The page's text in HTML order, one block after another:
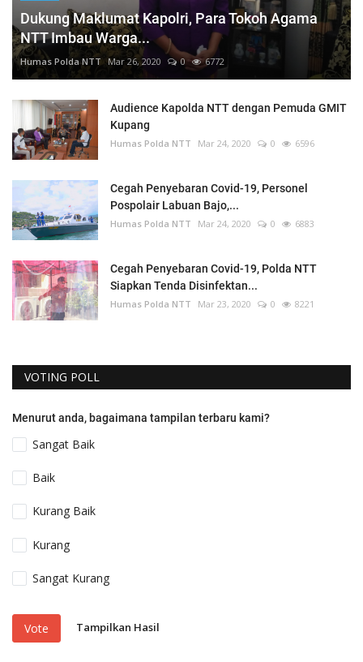
Dukung Maklumat Kapolri, Para Tokoh Agama
NTT Imbau Warga...
Humas Polda NTT Mar 26, 2020 0 6772
Audience Kapolda NTT dengan Pemuda GMIT
Kupang
Humas Polda NTT Mar 24, 2020 0 6596
Cegah Penyebaran Covid-19, Personel
Pospolair Labuan Bajo,...
Humas Polda NTT Mar 24, 2020 0 6883
Cegah Penyebaran Covid-19, Polda NTT
Siapkan Tenda Disinfektan...
Humas Polda NTT Mar 23, 2020 0 8221
VOTING POLL
Menurut anda, bagaimana tampilan terbaru kami?
Sangat Baik
Baik
Kurang Baik
Kurang
Sangat Kurang
Vote Tampilkan Hasil